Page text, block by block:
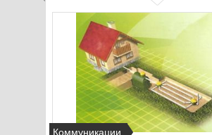
Коммуникации